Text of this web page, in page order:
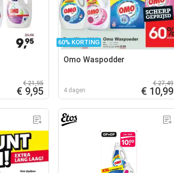
€ 21,95
€ 9,95
60% KORTING
Omo Waspodder
4 dagen
€ 27,49
€ 10,99